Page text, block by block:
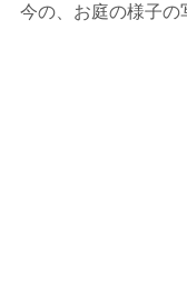
今の、お庭の様子の